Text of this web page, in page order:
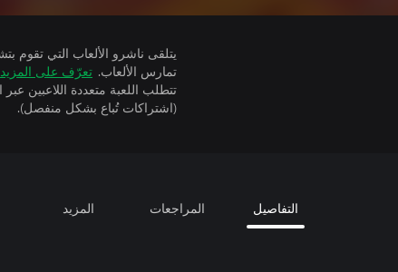
تمارس الألعاب. تعرّف على المزيد
(اشتراكات تُباع بشكل منفصل).
التفاصيل المراجعات المزيد